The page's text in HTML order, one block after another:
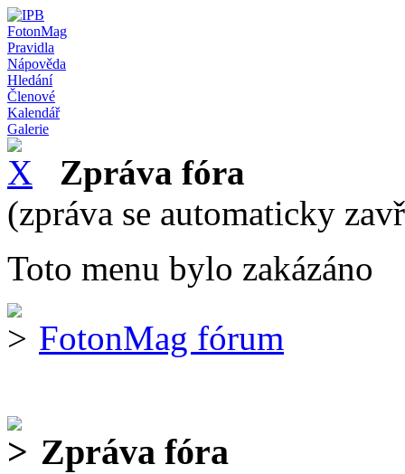
FotonMag
Pravidla
Nápověda
Hledání
Členové
Kalendář
Galerie
Zpráva fóra
(zpráva se automaticky
Toto menu bylo zakázáno
FotonMag fórum
Zpráva fóra